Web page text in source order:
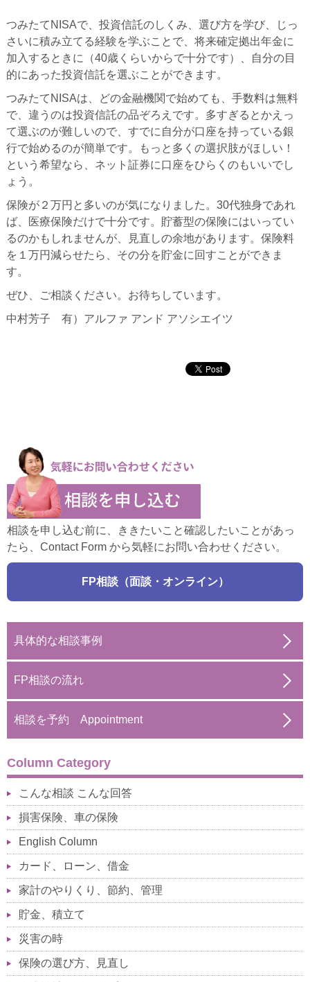
つみたてNISAで、投資信託のしくみ、選び方を学び、じっ
さいに積み立てる経験を学ぶことで、将来確定拠出年金に
加入するときに（40歳くらいからで十分です）、自分の目
的にあった投資信託を選ぶことができます。
つみたてNISAは、どの金融機関で始めても、手数料は無料
で、違うのは投資信託の品ぞろえです。多すぎるとかえっ
て選ぶのが難しいので、すでに自分が口座を持っている銀
行で始めるのが簡単です。もっと多くの選択肢がほしい！
という希望なら、ネット証券に口座をひらくのもいいでし
ょう。
保険が２万円と多いのが気になりました。30代独身であれ
ば、医療保険だけで十分です。貯蓄型の保険にはいってい
るのかもしれませんが、見直しの余地があります。保険料
を１万円減らせたら、その分を貯金に回すことができま
す。
ぜひ、ご相談ください。お待ちしています。
中村芳子 有）アルファ アンド アソシエイツ
相談を申し込む前に、ききたいこと確認したいことがあっ
たら、Contact Form から気軽にお問い合わせください。
FP相談（面談・オンライン）
具体的な相談事例
FP相談の流れ
相談を予約 Appointment
Column Category
こんな相談 こんな回答
損害保険、車の保険
English Column
カード、ローン、借金
家計のやりくり、節約、管理
貯金、積立て
災害の時
保険の選び方、見直し